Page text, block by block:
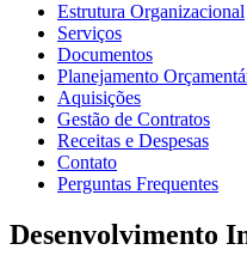
Estrutura Organizacional
Serviços
Documentos
Planejamento
Aquisições
Gestão de Contratos
Receitas e Despesas
Contato
Perguntas Frequentes
Desenvolvimento